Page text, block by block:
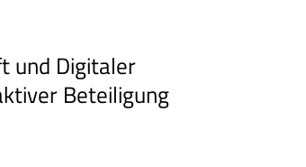
und Digitaler
Beteiligung